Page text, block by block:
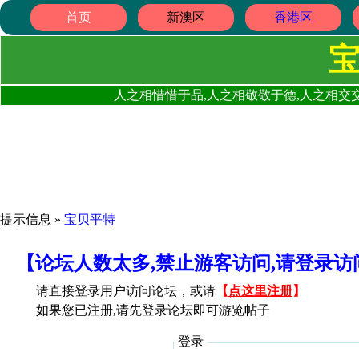
首页 新澳区 香港区
人之相惜惜于品,人之相敬敬于德,人之相
提示信息 » 宝贝平特
【论坛人数太多,禁止游客访问,请登录
请直接登录用户访问论坛，或请 【 点这里注册】
如果您已注册,请先登录论坛即可游览帖子
登录